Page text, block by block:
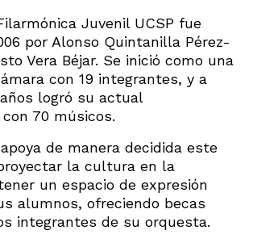
Juvenil UCSP fue
por Alonso Quintanilla Pérez-
Vera Béjar. Se inició como una
con 19 integrantes, y a
logró su actual
70 músicos.
de manera decidida este
la cultura en la
un espacio de expresión
alumnos, ofreciendo becas
integrantes de su orquesta.